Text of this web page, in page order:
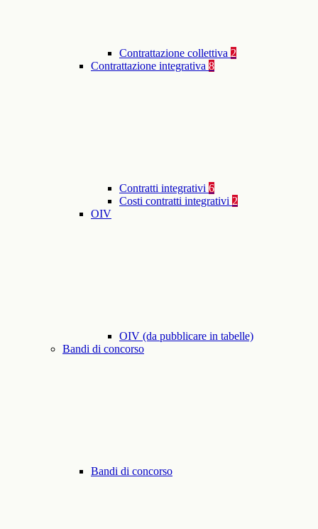
Contrattazione collettiva 2
Contrattazione integrativa 8
Contratti integrativi 6
Costi contratti integrativi 2
OIV
OIV (da pubblicare in tabelle)
Bandi di concorso
Bandi di concorso